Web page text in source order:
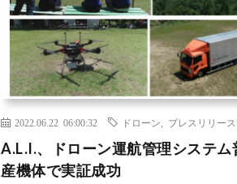
2022.06.22 06:00:32 ドローン プレスリリー
A.L.I.、ドローン運航管理システム
産機体で実証成功